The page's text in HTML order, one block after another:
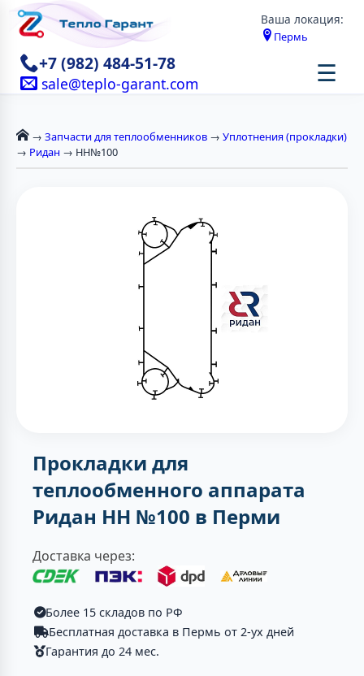
Ваша локация:
Пермь
+7 (982) 484-51-78
sale@teplo-garant.com ☰
→ Запчасти для теплообменников → Уплотнения (прокладки)
→ Ридан → НН№100
Прокладки для
теплообменного аппарата
Ридан НН №100 в Перми
Доставка через:
Более 15 складов по РФ
Бесплатная доставка в Пермь от 2-ух дней
Гарантия до 24 мес.